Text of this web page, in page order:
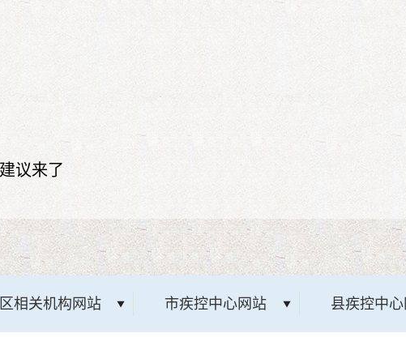
议来了
区相关机构网站 市疾控中心网站 县疾控中